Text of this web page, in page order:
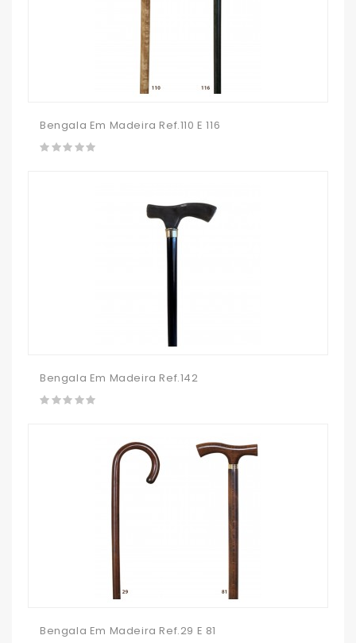
Bengala Em Madeira Ref.110 E 116
Bengala Em Madeira Ref.142
Bengala Em Madeira Ref.29 E 81